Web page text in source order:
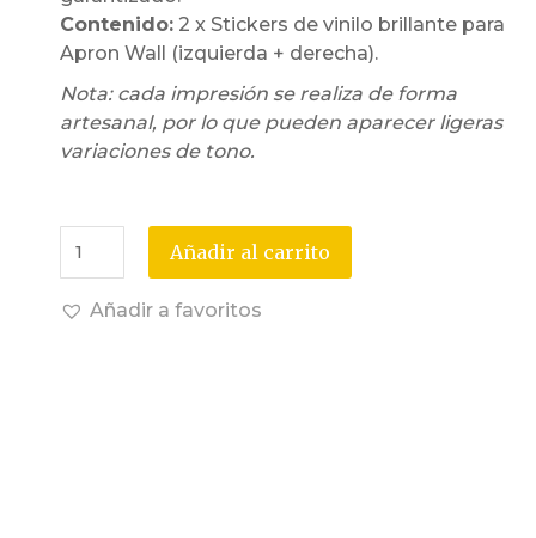
Contenido: 2 x Stickers de vinilo brillante para
Apron Wall (izquierda + derecha).
Nota: cada impresión se realiza de forma
artesanal, por lo que pueden aparecer ligeras
variaciones de tono.
Añadir al carrito
Añadir a favoritos